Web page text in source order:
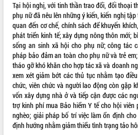
quan trọng
Bí thư Tỉnh ủy Lương Nguyễn Minh
Triết thăm, tặng quà người có công với
cách mạng
Rà soát, hoàn thiện hệ thống thiết chế
văn hóa, thể thao đáp ứng yêu cầu
phát triển mới
Thường trực HĐND tỉnh Đắk Lắk gặp
mặt Đoàn chuyên gia y tế TP. Hồ Chí
Minh
Lễ truy điệu và an táng hài cốt liệt sĩ
tại Nghĩa trang Liệt sĩ xã Sơn Hòa
LIÊN KẾT WEB
THỐNG KÊ TRUY CẬP
Hôm nay: 16189
Tất cả: 66101857
Tại hội nghị, với tinh thần trao đổi, đối thoại
phụ nữ đã nêu lên những ý kiến, kiến nghị
quan đến cơ chế, chính sách để khuyến
phát triển kinh tế; xây dựng nông thôn mới;
sống an sinh xã hội cho phụ nữ; công tác
pháp bảo đảm an toàn cho phụ nữ và trẻ
tháo gỡ khó khăn cho hợp tác xã và doanh
xem xét giảm bớt các thủ tục nhằm tạo
chức, viên chức và người lao động còn gặp
vốn xây dựng nhà ở và tiếp cận được các
trợ kinh phí mua Bảo hiểm Y tế cho hội viên
nghèo; giải pháp bố trí việc làm ổn định
định hướng nhằm giảm thiểu tình trạng tảo